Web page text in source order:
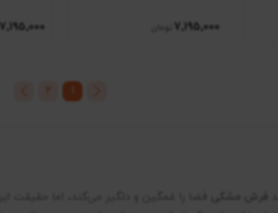
7٬195٬000 7٬195٬000